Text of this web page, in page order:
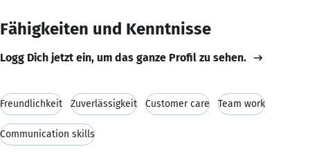
Fähigkeiten und Kenntnisse
Logg Dich jetzt ein, um das ganze Profil zu sehen.
Freundlichkeit Zuverlässigkeit Customer care Team work
Communication skills